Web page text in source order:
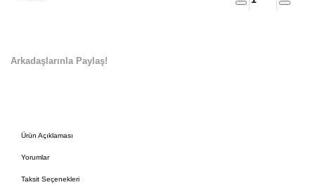
Arkadaşlarınla Paylaş!
Ürün Açıklaması
Yorumlar
Taksit Seçenekleri